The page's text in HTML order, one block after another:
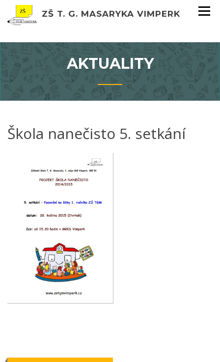
ZŠ T. G. MASARYKA VIMPERK
AKTUALITY
Škola nanečisto 5. setkání